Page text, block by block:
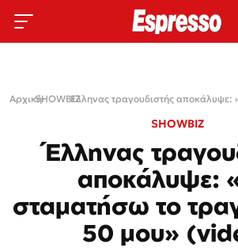
Αρχική›
SHOWBIZ›
SHOWBIZ
Έλληνας
αποκάλυψε:
σταματήσω το
50 μου»